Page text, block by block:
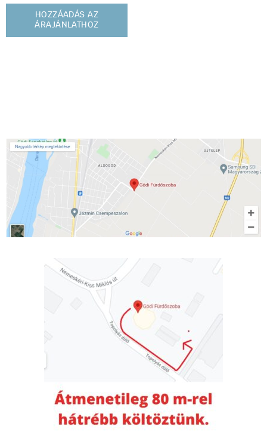
HOZZÁADÁS AZ
ÁRAJÁNLATHOZ